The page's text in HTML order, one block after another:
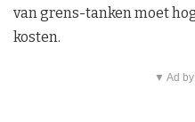
van grens-tanken moet
kosten.
▼ Ad